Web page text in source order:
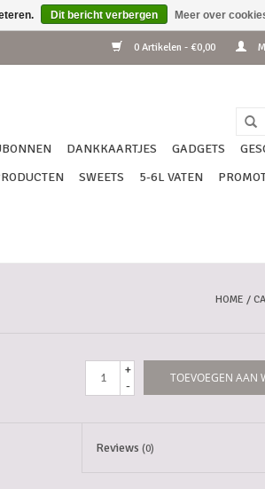
0 Artikelen - €0,00
DANKKAARTJES GADGETS
SWEETS 5-6L VATEN
HOME /
+
-
TOEVOEGEN AAN
Reviews(0)
Dit bericht verbergen Meer over